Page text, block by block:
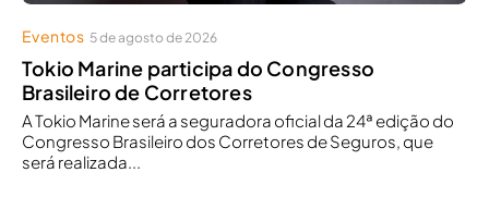
Eventos 5 de agosto de 2026
Tokio Marine participa do Congresso
Brasileiro de Corretores
A Tokio Marine será a seguradora oficial da 24ª edição do
Congresso Brasileiro dos Corretores de Seguros, que
será realizada...